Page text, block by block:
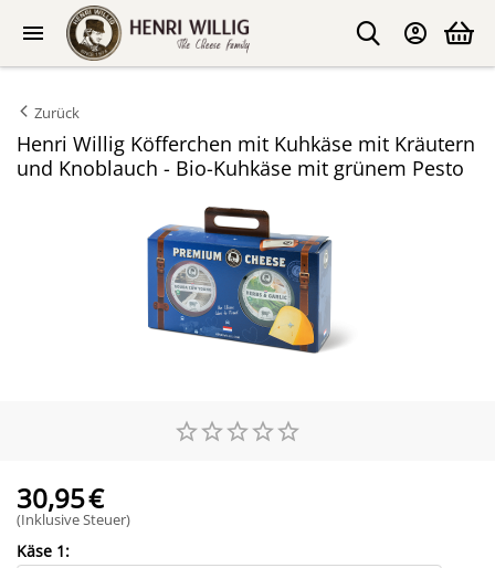
Zurück
Henri Willig Köfferchen mit Kuhkäse mit Kräutern
und Knoblauch - Bio-Kuhkäse mit grünem Pesto
30,95€
(Inklusive Steuer)
Käse 1: